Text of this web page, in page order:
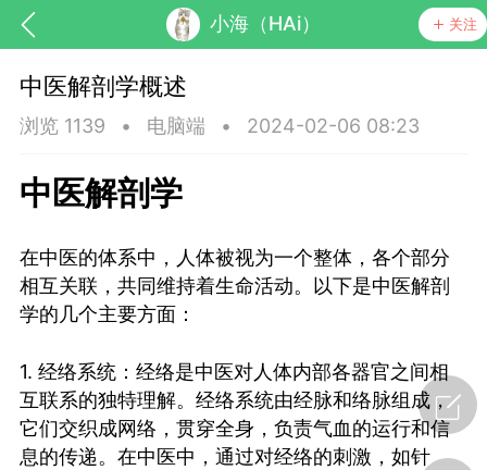
小海（HAi） 关注
，华夏中医人：家门口的中医人！
中医解剖学概述
浏览 1139 • 电脑端 • 2024-02-06 08:23
中医解剖学
在中医的体系中，人体被视为一个整体，各个部分
相互关联，共同维持着生命活动。以下是中医解剖
学的几个主要方面：
1. 经络系统：经络是中医对人体内部各器官之间相
互联系的独特理解。经络系统由经脉和络脉组成，
它们交织成网络，贯穿全身，负责气血的运行和信
息的传递。在中医中，通过对经络的刺激，如针